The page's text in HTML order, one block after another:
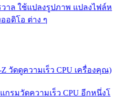
าล ใช้แปลงรูปภาพ แปลงไฟล์ห
อดิโอ ต่าง ๆ
วัดดูความเร็ว CPU เครื่องคุณ)
กรมวัดความเร็ว CPU อีกหนึ่งโ